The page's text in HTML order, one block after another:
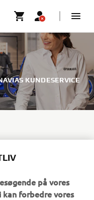
KUNDESERVICE
på vores
kan forbedre vores